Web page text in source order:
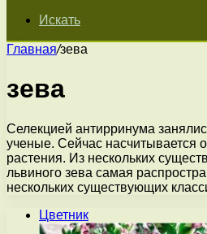
Искать
Главная/зева
зева
Селекцией антирринума
ученые. Сейчас насчитывается
растения. Из нескольких
львиного зева самая
нескольких существующих
Цветник